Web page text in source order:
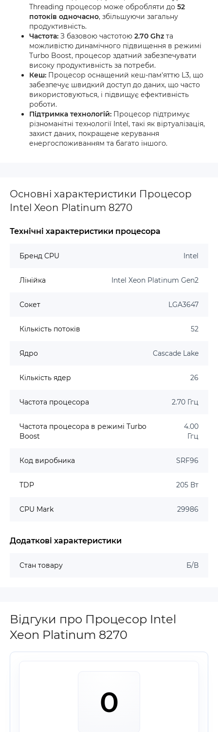
Threading процесор може обробляти до 52
потоків одночасно, збільшуючи загальну
продуктивність.
Частота: З базовою частотою 2.70 Ghz та
можливістю динамічного підвищення в режимі
Turbo Boost, процесор здатний забезпечувати
високу продуктивність за потреби.
Кеш: Процесор оснащений кеш-пам'яттю L3, що
забезпечує швидкий доступ до даних, що часто
використовуються, і підвищує ефективність
роботи.
Підтримка технологій: Процесор підтримує
різноманітні технології Intel, такі як віртуалізація,
захист даних, покращене керування
енергоспоживанням та багато іншого.
Основні характеристики Процесор
Intel Xeon Platinum 8270
Технічні характеристики процесора
Бренд CPU Intel
Лінійка Intel Xeon Platinum Gen2
Сокет LGA3647
Кількість потоків 52
Ядро Cascade Lake
Кількість ядер 26
Частота процесора 2.70 Ггц
Частота процесора в режимі Turbo
Boost
4.00
Ггц
Код виробника SRF96
TDP 205 Вт
CPU Mark 29986
Додаткові характеристики
Стан товару Б/В
Відгуки про Процесор Intel
Xeon Platinum 8270
0